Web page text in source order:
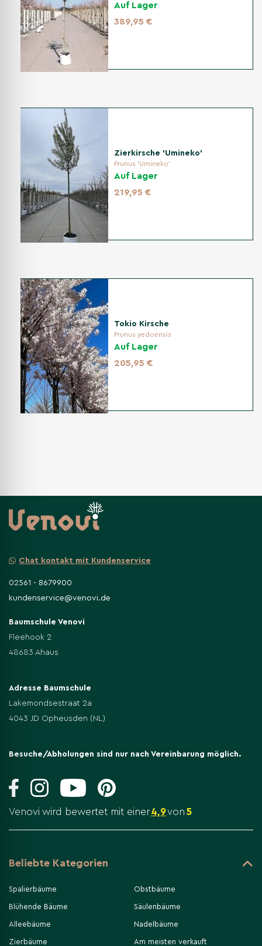
Auf Lager
389,95 €
Zierkirsche 'Umineko'
Prunus 'Umineko'
Auf Lager
219,95 €
Tokio Kirsche
Prunus yedoensis
Auf Lager
205,95 €
Chat kontakt mit Kundenservice
02561 - 8679900
kundenservice@venovi.de
Baumschule Venovi
Fleehook 2
48683 Ahaus
Adresse Baumschule
Lakemondsestraat 2a
4043 JD Opheusden (NL)
Besuche/Abholungen sind nur nach Vereinbarung möglich.
Venovi wird bewertet mit einer4,9von 5
Beliebte Kategorien
Spalierbäume
Blühende Bäume
Alleebäume
Zierbäume
Obstbäume
Säulenbäume
Nadelbäume
Am meisten verkauft